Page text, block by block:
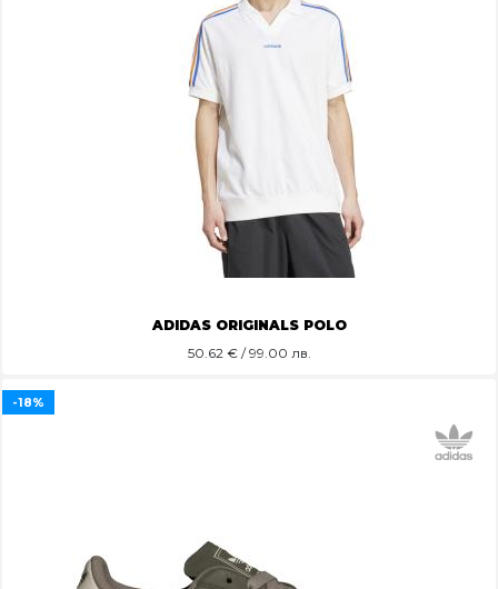
ADIDAS ORIGINALS POLO
50.62 € / 99.00 лв.
-18%